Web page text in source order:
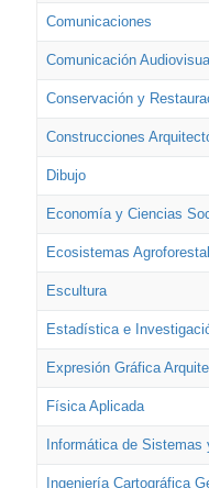
Comunicaciones
Comunicación
Conservación y
Construcciones
Dibujo
Economía y Ciencias
Ecosistemas
Escultura
Estadística e
Expresión Gráfica
Física Aplicada
Informática de Sistemas
Ingeniería Cartográfica